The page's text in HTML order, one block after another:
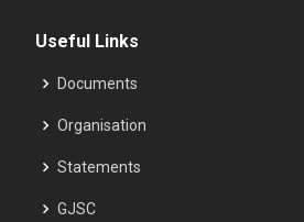
Useful Links
Documents
Organisation
Statements
GJSC